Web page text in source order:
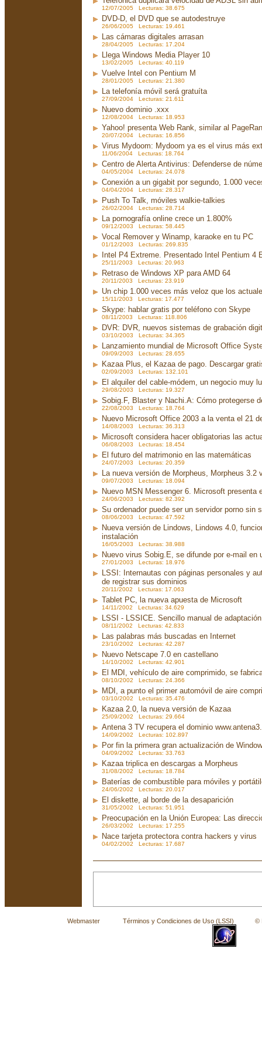
12/07/2005 Lecturas: 38.675
DVD-D, el DVD que se autodestruye
26/06/2005 Lecturas: 19.461
Las cámaras digitales arrasan
28/04/2005 Lecturas: 17.204
Llega Windows Media Player 10
13/02/2005 Lecturas: 40.119
Vuelve Intel con Pentium M
28/01/2005 Lecturas: 21.380
La telefonía móvil será gratuíta
27/09/2004 Lecturas: 21.611
Nuevo dominio .xxx
12/08/2004 Lecturas: 18.953
Yahoo! presenta Web Rank, similar al
20/07/2004 Lecturas: 16.856
Virus Mydoom: Mydoom ya es el virus más
11/06/2004 Lecturas: 18.764
Centro de Alerta Antivirus: Defenderse de
04/05/2004 Lecturas: 24.078
Conexión a un gigabit por segundo, 1.000
04/04/2004 Lecturas: 28.317
Push To Talk, móviles walkie-talkies
26/02/2004 Lecturas: 28.714
La pornografía online crece un 1.800%
09/12/2003 Lecturas: 58.445
Vocal Remover y Winamp, karaoke en tu PC
01/12/2003 Lecturas: 269.835
Intel P4 Extreme. Presentado Intel Pentium 4
25/11/2003 Lecturas: 20.963
Retraso de Windows XP para AMD 64
20/11/2003 Lecturas: 23.919
Un chip 1.000 veces más veloz que los
15/11/2003 Lecturas: 17.477
Skype: hablar gratis por teléfono con Skype
08/11/2003 Lecturas: 118.806
DVR: DVR, nuevos sistemas de grabación
03/10/2003 Lecturas: 34.365
Lanzamiento mundial de Microsoft Office
09/09/2003 Lecturas: 28.655
Kazaa Plus, el Kazaa de pago. Descargar
02/09/2003 Lecturas: 132.101
El alquiler del cable-módem, un negocio muy
29/08/2003 Lecturas: 19.327
Sobig.F, Blaster y Nachi.A: Cómo protegerse
22/08/2003 Lecturas: 18.764
Nuevo Microsoft Office 2003 a la venta el 21
14/08/2003 Lecturas: 36.313
Microsoft considera hacer obligatorias las
06/08/2003 Lecturas: 18.454
El futuro del matrimonio en las matemáticas
24/07/2003 Lecturas: 20.359
La nueva versión de Morpheus, Morpheus 3.2
09/07/2003 Lecturas: 18.094
Nuevo MSN Messenger 6. Microsoft presenta
24/06/2003 Lecturas: 82.392
Su ordenador puede ser un servidor porno sin
08/06/2003 Lecturas: 47.592
Nueva versión de Lindows, Lindows 4.0,
instalación
16/05/2003 Lecturas: 38.988
Nuevo virus Sobig.E, se difunde por e-mail en
27/01/2003 Lecturas: 18.976
LSSI: Internautas con páginas personales y
de registrar sus dominios
20/11/2002 Lecturas: 17.063
Tablet PC, la nueva apuesta de Microsoft
14/11/2002 Lecturas: 34.629
LSSI - LSSICE. Sencillo manual de
08/11/2002 Lecturas: 42.833
Las palabras más buscadas en Internet
23/10/2002 Lecturas: 42.287
Nuevo Netscape 7.0 en castellano
14/10/2002 Lecturas: 42.901
El MDI, vehículo de aire comprimido, se
08/10/2002 Lecturas: 24.366
MDI, a punto el primer automóvil de aire
03/10/2002 Lecturas: 35.476
Kazaa 2.0, la nueva versión de Kazaa
25/09/2002 Lecturas: 29.664
Antena 3 TV recupera el dominio
14/09/2002 Lecturas: 102.897
Por fin la primera gran actualización de
04/09/2002 Lecturas: 33.763
Kazaa triplica en descargas a Morpheus
31/08/2002 Lecturas: 18.784
Baterías de combustible para móviles y
24/06/2002 Lecturas: 20.017
El diskette, al borde de la desaparición
31/05/2002 Lecturas: 51.951
Preocupación en la Unión Europea: Las
26/03/2002 Lecturas: 17.255
Nace tarjeta protectora contra hackers y virus
04/02/2002 Lecturas: 17.687
Webmaster Términos y Condiciones de Uso (LSSI) © La